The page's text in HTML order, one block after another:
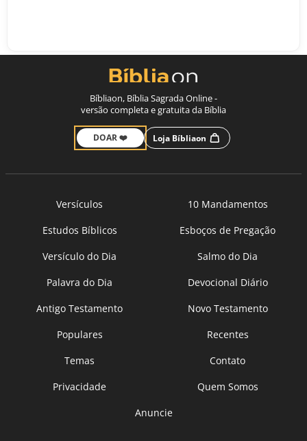
Bíbliaon, Bíblia Sagrada Online -
versão completa e gratuita da Bíblia
DOAR ❤️ Loja Bíbliaon
Versículos
10 Mandamentos
Estudos Bíblicos
Esboços de Pregação
Versículo do Dia
Salmo do Dia
Palavra do Dia
Devocional Diário
Antigo Testamento
Novo Testamento
Populares
Recentes
Temas
Contato
Privacidade
Quem Somos
Anuncie